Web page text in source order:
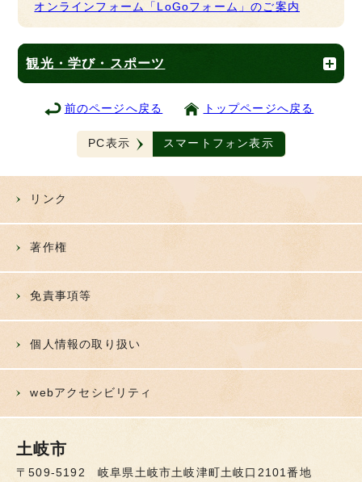
オンラインフォーム「LoGoフォーム」のご案内
観光・学び・スポーツ
前のページへ戻る トップページへ戻る
PC表示 スマートフォン表示
リンク
著作権
免責事項等
個人情報の取り扱い
webアクセシビリティ
土岐市
〒509-5192 岐阜県土岐市土岐津町土岐口2101番地